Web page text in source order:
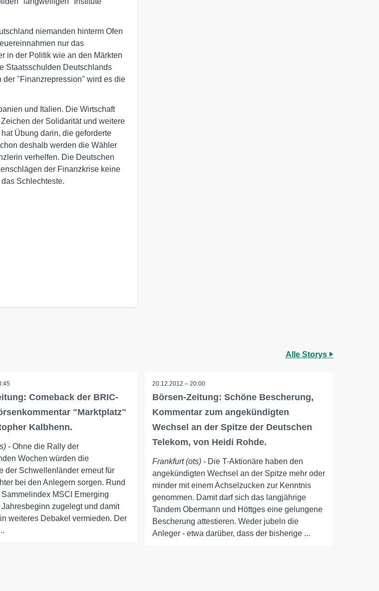
niemanden hinterm Ofen
nur das
in der Politik wie an den Märkten
Staatsschulden Deutschlands
der "Finanzrepression" wird es die
und Italien. Die Wirtschaft
der Solidarität und weitere
Übung darin, die geforderte
deshalb werden die Wähler
verhelfen. Die Deutschen
der Finanzkrise keine
Schlechteste.
Alle Storys
Comeback der BRIC-
"Marktplatz"
Kalbhenn.
- Ohne die Rally der
Wochen würden die
der Schwellenländer erneut für
bei den Anlegern sorgen. Rund
Sammelindex MSCI Emerging
Jahresbeginn zugelegt und damit
weiteres Debakel vermieden. Der
20.12.2012 – 20:00
Börsen-Zeitung: Schöne Bescherung,
Kommentar zum angekündigten
Wechsel an der Spitze der Deutschen
Telekom, von Heidi Rohde.
Frankfurt (ots) - Die T-Aktionäre haben den
angekündigten Wechsel an der Spitze mehr oder
minder mit einem Achselzucken zur Kenntnis
genommen. Damit darf sich das langjährige
Tandem Obermann und Höttges eine gelungene
Bescherung attestieren. Weder jubeln die
Anleger - etwa darüber, dass der bisherige ...